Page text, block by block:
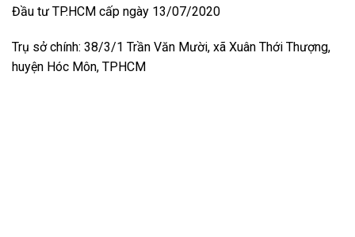
Đầu tư TP.HCM cấp ngày 13/07/2020
Trụ sở chính: 38/3/1 Trần Văn Mười, xã Xuân Thới Thượng,
huyện Hóc Môn, TPHCM